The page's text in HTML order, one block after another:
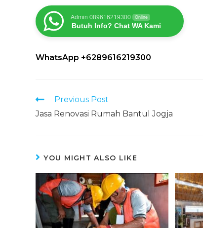
Admin 089616219300 Online
Butuh Info? Chat WA Kami
WhatsApp +6289616219300
Previous Post
Jasa Renovasi Rumah Bantul Jogja
YOU MIGHT ALSO LIKE